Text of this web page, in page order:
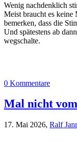
Wenig nachdenklich
Meist braucht es keine
bemerken, dass die
Und spätestens ab
wegschalte.
0 Kommentare
Mal nicht
17. Mai 2026, Ralf